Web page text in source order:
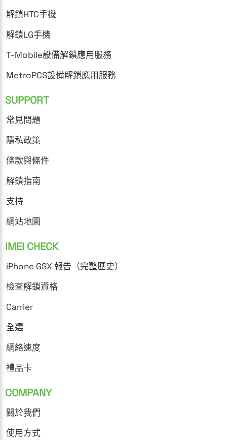
解鎖HTC手機
解鎖LG手機
T-Mobile設備解鎖應用服務
MetroPCS設備解鎖應用服務
SUPPORT
常見問題
隱私政策
條款與條件
解鎖指南
支持
網站地圖
IMEI CHECK
iPhone GSX 報告（完整歷史）
檢查解鎖資格
Carrier
全選
網絡速度
禮品卡
COMPANY
關於我們
使用方式